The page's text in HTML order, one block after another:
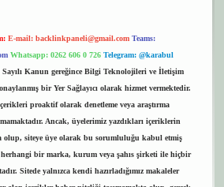
E-mail: backlinkpaneli@gmail.com Teams:
Whatsapp: 0262 606 0 726 Telegram: @karabul
Sayılı Kanun gereğince Bilgi Teknolojileri ve İletişim
bir Yer Sağlayıcı olarak hizmet vermektedir.
proaktif olarak denetleme veya araştırma
Ancak, üyelerimiz yazdıkları içeriklerin
olup, siteye üye olarak bu sorumluluğu kabul etmiş
herhangi bir marka, kurum veya şahıs şirketi ile hiçbir
Sitede yalnızca kendi hazırladığımız makaleler